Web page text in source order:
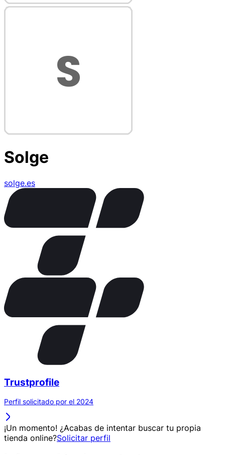
Solge
solge.es
Trustprofile
Perfil solicitado por el 2024
¡Un momento! ¿Acabas de intentar buscar tu propia
tienda online?Solicitar perfil